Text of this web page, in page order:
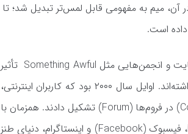
آن، میم به مفهومی قابل لمس‌تر تبدیل شد؛ تا
داده است.
تا به حال اسم سایت 4chan به گوشتان خورده است؟ این سایت و انجمن‌هایی مثل Something Awful تأثیر
زیادی در شکل‌گیری و کاربرد امروزی میم در فرهنگ اینترنتی داشته‌اند. اوایل سال ۲۰۰۰ بود که کاربران اینترنتی،
گروه‌ها و کلونی‌های خاصی تحت عنوان کامیونیتی (Community) در فروم‌‌ها (Forum) تشکیل دادند. همزمان با
تشکیل این گروه‌ها و ورود شبکه‌های اجتماعی مانندMySpace، فیسبوک (Facebook) و اینستاگرام، دنیای طنز